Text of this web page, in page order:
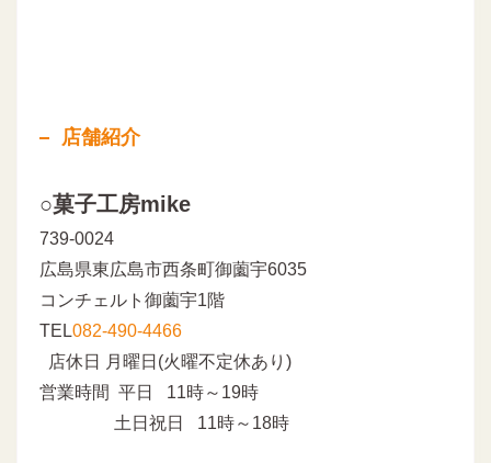
店舗紹介
○菓子工房mike
739-0024
広島県東広島市西条町御薗宇6035
コンチェルト御薗宇1階
TEL082-490-4466
店休日 月曜日(火曜不定休あり)
営業時間 平日 11時～19時
土日祝日 11時～18時